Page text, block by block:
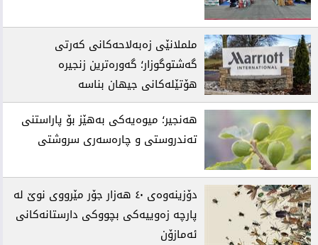
ململانێی زەبەلاحەکانی کەرتی
گەشتوگوزار؛ گەورەترین زنجیرە
هۆتێلەکانی جیهان بناسە
هەنجیر؛ میوەیەکی بەهێز بۆ پاراستنی
تەندروستی و چارەسەری سروشتی
دۆزینەوەی ٤٠ هەزار جۆر مێرووی نوێ لە
پارچە زەوییەکی بچووکی دارستانەکانی
ئەمازۆن